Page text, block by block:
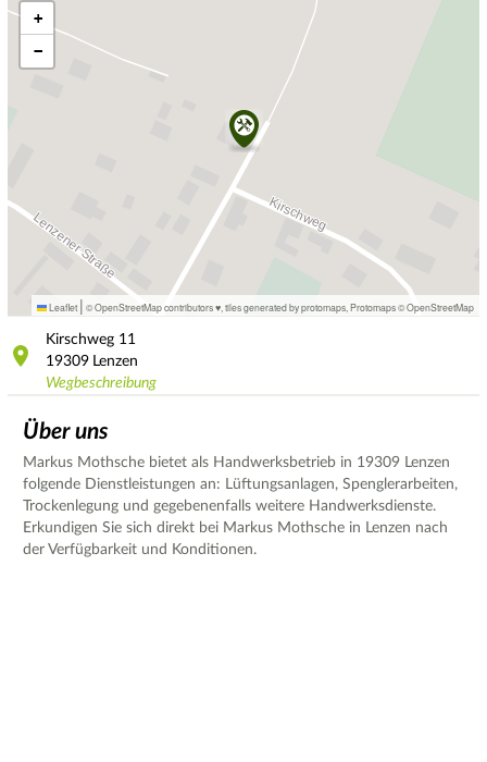
+
−
Leaflet | © OpenStreetMap contributors ♥, tiles generated by protomaps Protomaps©OpenStreetMap
Kirschweg 11
19309 Lenzen
Wegbeschreibung
Über uns
Markus Mothsche bietet als Handwerksbetrieb in 19309 Lenzen
folgende Dienstleistungen an: Lüftungsanlagen, Spenglerarbeiten,
Trockenlegung und gegebenenfalls weitere Handwerksdienste.
Erkundigen Sie sich direkt bei Markus Mothsche in Lenzen nach
der Verfügbarkeit und Konditionen.